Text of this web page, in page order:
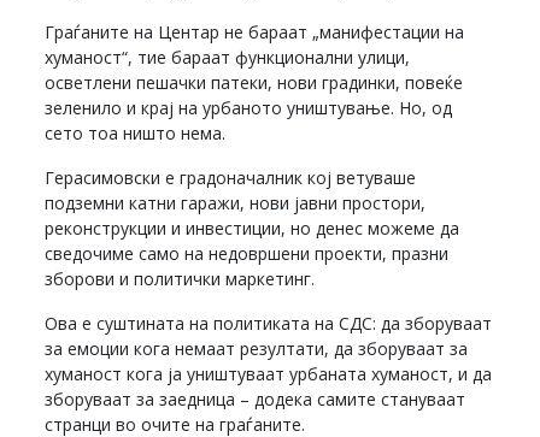
Граѓаните на Центар не бараат „манифестации на
хуманост“, тие бараат функционални улици,
осветлени пешачки патеки, нови градинки, повеќе
зеленило и крај на урбаното уништување. Но, од
сето тоа ништо нема.
Герасимовски е градоначалник кој ветуваше
подземни катни гаражи, нови јавни простори,
реконструкции и инвестиции, но денес можеме да
сведочиме само на недовршени проекти, празни
зборови и политички маркетинг.
Ова е суштината на политиката на СДС: да зборуваат
за емоции кога немаат резултати, да зборуваат за
хуманост кога ја уништуваат урбаната хуманост, и да
зборуваат за заедница – додека самите стануваат
странци во очите на граѓаните.